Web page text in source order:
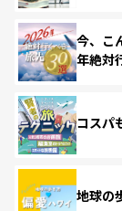
今、こ
年絶対
コスパ
地球の